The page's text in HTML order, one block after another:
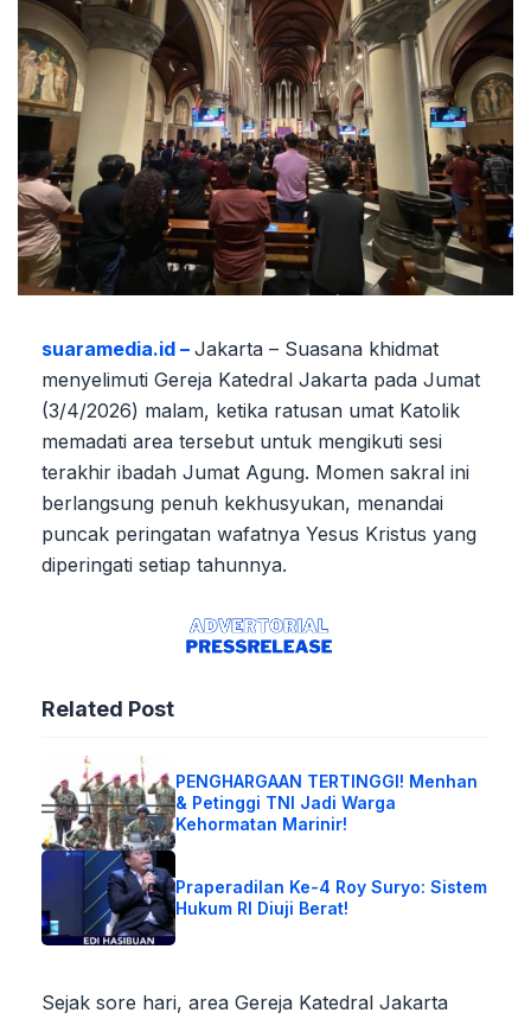
suaramedia.id – Jakarta – Suasana khidmat
menyelimuti Gereja Katedral Jakarta pada Jumat
(3/4/2026) malam, ketika ratusan umat Katolik
memadati area tersebut untuk mengikuti sesi
terakhir ibadah Jumat Agung. Momen sakral ini
berlangsung penuh kekhusyukan, menandai
puncak peringatan wafatnya Yesus Kristus yang
diperingati setiap tahunnya.
Related Post
PENGHARGAAN TERTINGGI! Menhan
& Petinggi TNI Jadi Warga
Kehormatan Marinir!
Praperadilan Ke-4 Roy Suryo: Sistem
Hukum RI Diuji Berat!
Sejak sore hari, area Gereja Katedral Jakarta